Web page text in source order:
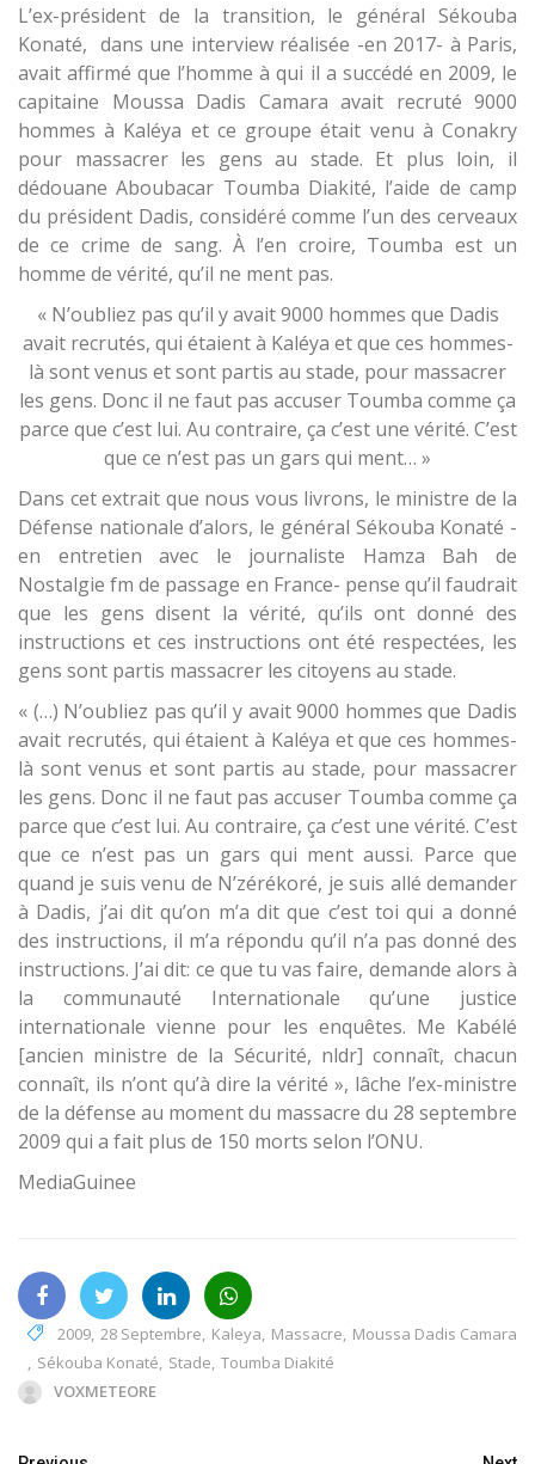
L’ex-président de la transition, le général Sékouba
Konaté, dans une interview réalisée -en 2017- à Paris,
avait affirmé que l’homme à qui il a succédé en 2009, le
capitaine Moussa Dadis Camara avait recruté 9000
hommes à Kaléya et ce groupe était venu à Conakry
pour massacrer les gens au stade. Et plus loin, il
dédouane Aboubacar Toumba Diakité, l’aide de camp
du président Dadis, considéré comme l’un des cerveaux
de ce crime de sang. À l’en croire, Toumba est un
homme de vérité, qu’il ne ment pas.
« N’oubliez pas qu’il y avait 9000 hommes que Dadis
avait recrutés, qui étaient à Kaléya et que ces hommes-
là sont venus et sont partis au stade, pour massacrer
les gens. Donc il ne faut pas accuser Toumba comme ça
parce que c’est lui. Au contraire, ça c’est une vérité. C’est
que ce n’est pas un gars qui ment… »
Dans cet extrait que nous vous livrons, le ministre de la
Défense nationale d’alors, le général Sékouba Konaté -
en entretien avec le journaliste Hamza Bah de
Nostalgie fm de passage en France- pense qu’il faudrait
que les gens disent la vérité, qu’ils ont donné des
instructions et ces instructions ont été respectées, les
gens sont partis massacrer les citoyens au stade.
« (…) N’oubliez pas qu’il y avait 9000 hommes que Dadis
avait recrutés, qui étaient à Kaléya et que ces hommes-
là sont venus et sont partis au stade, pour massacrer
les gens. Donc il ne faut pas accuser Toumba comme ça
parce que c’est lui. Au contraire, ça c’est une vérité. C’est
que ce n’est pas un gars qui ment aussi. Parce que
quand je suis venu de N’zérékoré, je suis allé demander
à Dadis, j’ai dit qu’on m’a dit que c’est toi qui a donné
des instructions, il m’a répondu qu’il n’a pas donné des
instructions. J’ai dit: ce que tu vas faire, demande alors à
la communauté Internationale qu’une justice
internationale vienne pour les enquêtes. Me Kabélé
[ancien ministre de la Sécurité, nldr] connaît, chacun
connaît, ils n’ont qu’à dire la vérité », lâche l’ex-ministre
de la défense au moment du massacre du 28 septembre
2009 qui a fait plus de 150 morts selon l’ONU.
MediaGuinee
2009, 28 Septembre, Kaleya, Massacre, Moussa Dadis Camara
, Sékouba Konaté, Stade, Toumba Diakité
VOXMETEORE